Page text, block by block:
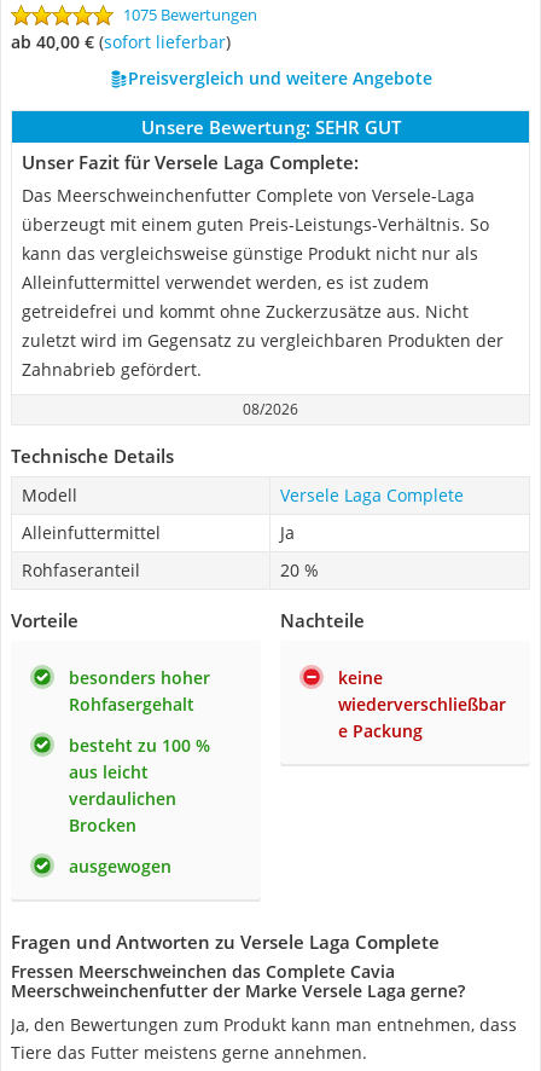
1075 Bewertungen
ab 40,00 € ( Sofort lieferbar)
Preisvergleich und weitere Angebote
Unsere Bewertung: SEHR GUT
Unser Fazit für Versele Laga Complete:
Das Meerschweinchenfutter Complete von Versele-Laga
überzeugt mit einem guten Preis-Leistungs-Verhältnis. So
kann das vergleichsweise günstige Produkt nicht nur als
Alleinfuttermittel verwendet werden, es ist zudem
getreidefrei und kommt ohne Zuckerzusätze aus. Nicht
zuletzt wird im Gegensatz zu vergleichbaren Produkten der
Zahnabrieb gefördert.
08/2026
Technische Details
Modell
Versele Laga Complete
Alleinfuttermittel
Ja
Rohfaseranteil
20 %
Vorteile
besonders hoher
Rohfasergehalt
besteht zu 100 %
aus leicht
verdaulichen
Brocken
ausgewogen
Nachteile
keine
wiederverschließbar
e Packung
Fragen und Antworten zu Versele Laga Complete
Fressen Meerschweinchen das Complete Cavia
Meerschweinchenfutter der Marke Versele Laga gerne?
Ja, den Bewertungen zum Produkt kann man entnehmen, dass
Tiere das Futter meistens gerne annehmen.